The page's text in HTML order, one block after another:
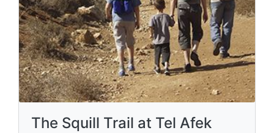
The Squill Trail at Tel Afek